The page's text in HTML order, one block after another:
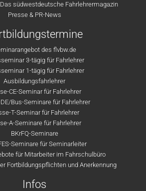
südwestdeutsche Fahrlehrermagazin
Presse & PR-News
des flvbw.de
3-tägig für Fahrlehrer
1-tägig für Fahrlehrer
Ausbildungsfahrlehrer
CE-Seminar für Fahrlehrer
Bus-Seminare für Fahrlehrer
T-Seminar für Fahrlehrer
A-Seminare für Fahrlehrer
BKrFQ-Seminare
Seminare für Seminarleiter
für Mitarbeiter im Fahrschulbüro
Fortbildungspflichten und Anerkennung
Infos